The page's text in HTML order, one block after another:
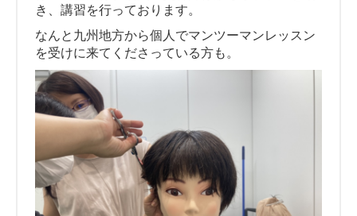
き、講習を行っております。
なんと九州地方から個人でマンツーマンレッスン
を受けに来てくださっている方も。